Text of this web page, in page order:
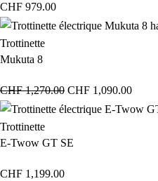
CHF 979.00
Trottinette
Mukuta 8
CHF1,270.00 CHF 1,090.00
Trottinette
E-Twow GT SE
CHF 1,199.00